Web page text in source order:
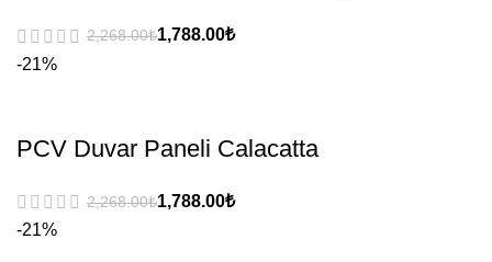
₺
₺
-21%
PCV Duvar Paneli Calacatta
₺
₺
-21%